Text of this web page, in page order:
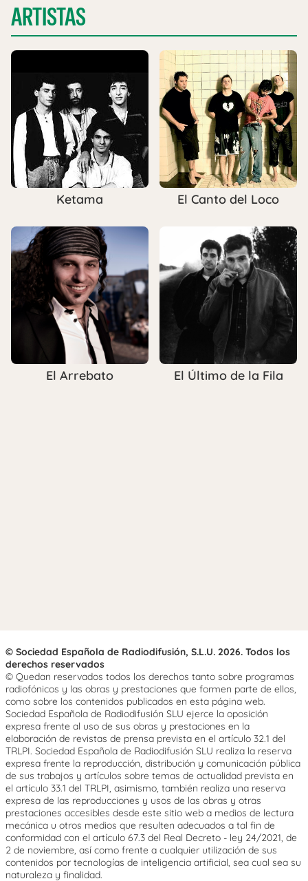
ARTISTAS
Ketama El Canto del Loco
El Arrebato El Último de la Fila
© Sociedad Española de Radiodifusión, S.L.U. 2026. Todos los
derechos reservados
© Quedan reservados todos los derechos tanto sobre programas
radiofónicos y las obras y prestaciones que formen parte de ellos,
como sobre los contenidos publicados en esta página web.
Sociedad Española de Radiodifusión SLU ejerce la oposición
expresa frente al uso de sus obras y prestaciones en la
elaboración de revistas de prensa prevista en el artículo 32.1 del
TRLPI. Sociedad Española de Radiodifusión SLU realiza la reserva
expresa frente la reproducción, distribución y comunicación pública
de sus trabajos y artículos sobre temas de actualidad prevista en
el artículo 33.1 del TRLPI, asimismo, también realiza una reserva
expresa de las reproducciones y usos de las obras y otras
prestaciones accesibles desde este sitio web a medios de lectura
mecánica u otros medios que resulten adecuados a tal fin de
conformidad con el artículo 67.3 del Real Decreto - ley 24/2021, de
2 de noviembre, así como frente a cualquier utilización de sus
contenidos por tecnologías de inteligencia artificial, sea cual sea su
naturaleza y finalidad.